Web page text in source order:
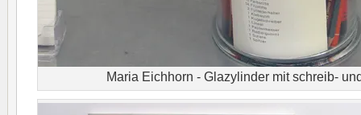
Maria Eichhorn - Glazylinder mit schreib-